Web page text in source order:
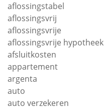
aflossingstabel
aflossingsvrij
aflossingsvrije
aflossingsvrije hypotheek
afsluitkosten
appartement
argenta
auto
auto verzekeren